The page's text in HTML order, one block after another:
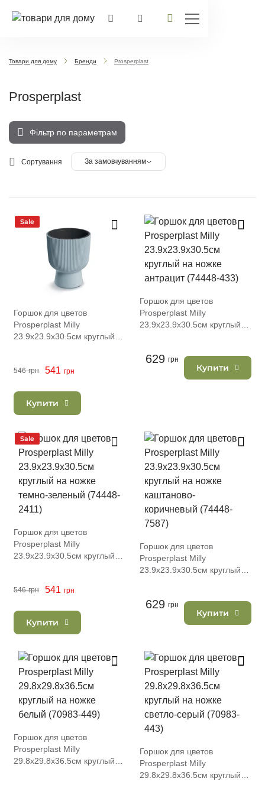
Товари для дому Бренди Prosperplast
Prosperplast
Фільтр по параметрам
Сортування За замовчуванням
Sale
Горшок для цветов
Prosperplast Milly
23.9х23.9х30.5см круглый
546 грн 541 грн
Купити
Горшок для цветов
Prosperplast Milly
23.9х23.9х30.5см круглый
629 грн
Купити
Sale
Горшок для цветов
Prosperplast Milly
23.9х23.9х30.5см круглый
546 грн 541 грн
Купити
Горшок для цветов
Prosperplast Milly
23.9х23.9х30.5см круглый
629 грн
Купити
Горшок для цветов
Prosperplast Milly
29.8х29.8х36.5см круглый
Горшок для цветов
Prosperplast Milly
29.8х29.8х36.5см круглый